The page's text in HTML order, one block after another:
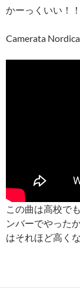
かーっくいい！
Camerata
この曲は高校で
ンバーでやった
はそれほど高く